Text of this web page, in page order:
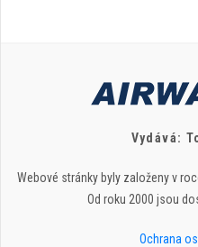
Vydává:
Webové stránky byly založeny v
Od roku 2000 jsou
Ochrana